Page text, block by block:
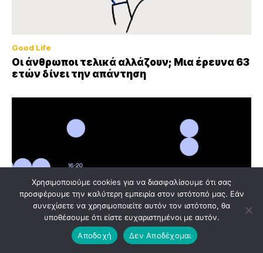
Good Life
Οι άνθρωποι τελικά αλλάζουν; Μια έρευνα 63
ετών δίνει την απάντηση
Χρησιμοποιούμε cookies για να διασφαλίσουμε ότι σας
προσφέρουμε την καλύτερη εμπειρία στον ιστότοπό μας. Εάν
συνεχίσετε να χρησιμοποιείτε αυτόν τον ιστότοπο, θα
υποθέσουμε ότι είστε ευχαριστημένοι με αυτόν.
Αποδοχή
Δεν Αποδέχομαι